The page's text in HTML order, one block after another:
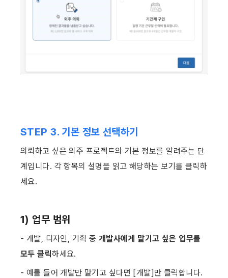
STEP 3. 기본 정보 선택하기
의뢰하고 싶은 외주 프로젝트의 기본 정보를 알려주는 단
계입니다. 각 항목의 설명을 읽고 해당하는 보기를 클릭하
세요. ​
1) 업무 범위
- 개발, 디자인, 기획 중 개발사에게 맡기고 싶은 업무
모두 클릭하세요.
- 예를 들어 개발만 맡기고 싶다면 [개발]만 클릭합니다.